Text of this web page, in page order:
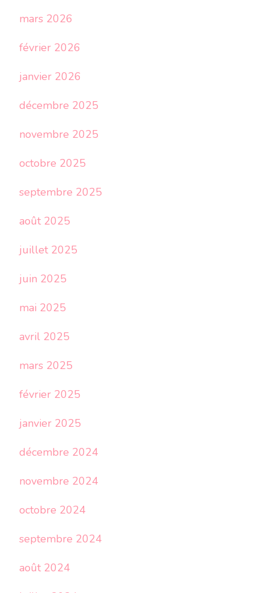
mars 2026
février 2026
janvier 2026
décembre 2025
novembre 2025
octobre 2025
septembre 2025
août 2025
juillet 2025
juin 2025
mai 2025
avril 2025
mars 2025
février 2025
janvier 2025
décembre 2024
novembre 2024
octobre 2024
septembre 2024
août 2024